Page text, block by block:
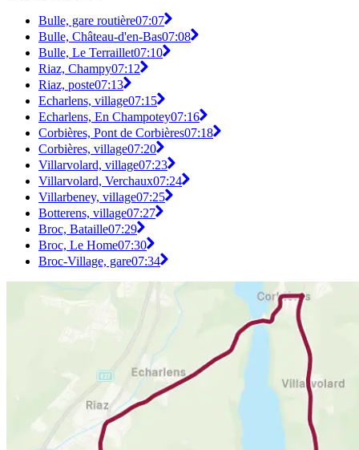
Bulle, gare routière07:07
Bulle, Château-d'en-Bas07:08
Bulle, Le Terraillet07:10
Riaz, Champy07:12
Riaz, poste07:13
Echarlens, village07:15
Echarlens, En Champotey07:16
Corbières, Pont de Corbières07:18
Corbières, village07:20
Villarvolard, village07:23
Villarvolard, Verchaux07:24
Villarbeney, village07:25
Botterens, village07:27
Broc, Bataille07:29
Broc, Le Home07:30
Broc-Village, gare07:34